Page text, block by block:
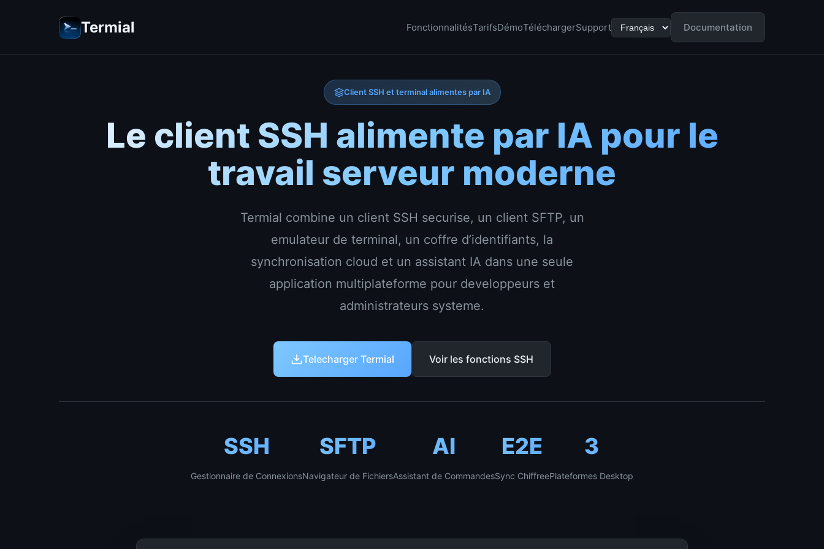
Termial FonctionnalitésTarifsDémoTéléchargerSupport Documentation
Client SSH et terminal alimentes par IA
Le client SSH alimente par IA pour le
travail serveur moderne
Termial combine un client SSH securise, un client SFTP, un
emulateur de terminal, un coffre d’identifiants, la
synchronisation cloud et un assistant IA dans une seule
application multiplateforme pour developpeurs et
administrateurs systeme.
Telecharger Termial Voir les fonctions SSH
SSH
Gestionnaire de Connexions
SFTP
Navigateur de Fichiers
AI
Assistant de Commandes
E2E
Sync Chiffree
3
Plateformes Desktop